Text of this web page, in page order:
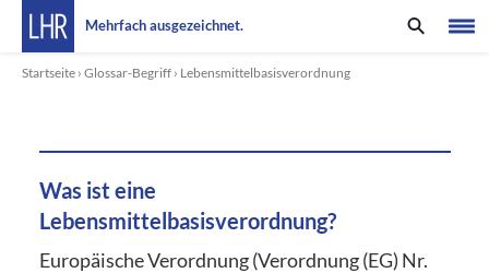
Mehrfach ausgezeichnet.
Startseite › Glossar-Begriff › Lebensmittelbasisverordnung
Was ist eine
Lebensmittelbasisverordnung?
Europäische Verordnung (Verordnung (EG) Nr.